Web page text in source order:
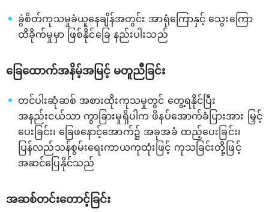
ခွဲစိတ်ကုသမှုခံယူနေချိန်အတွင်း အာရုံကြောနှင့် သွေးကြော
ထိခိုက်မှုမှာ ဖြစ်နိုင်ခြေ နည်းပါးသည်
ခြေထောက်အနိမ့်အမြင့် မတူညီခြင်း
တင်ပါးဆုံဆစ် အစားထိုးကုသမှုတွင် တွေ့ရနိုင်ပြီး
အနည်းငယ်သာ ကွာခြားမှုရှိပါက ဖိနပ်အောက်ခံပြားအား မြှင့်
ပေးခြင်း၊ ခြေဖနောင့်အောက်၌ အခုအခံ ထည့်ပေးခြင်း၊
ပြန်လည်သန်စွမ်းရေးကာယကုထုံးဖြင့် ကုသခြင်းတို့ဖြင့်
အဆင်ပြေနိုင်သည်
အဆစ်တင်းတောင့်ခြင်း